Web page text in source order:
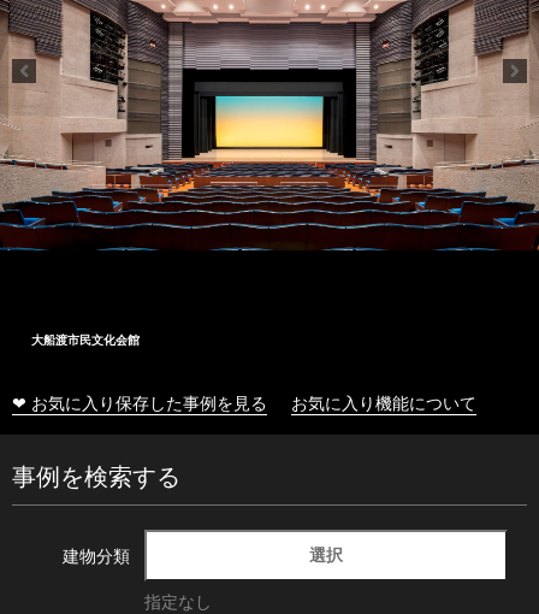
大船渡市民文化会館
❤ お気に入り保存した事例を見る お気に入り機能について
事例を検索する
建物分類 選択
指定なし